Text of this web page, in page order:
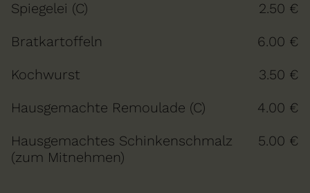
Spiegelei (C)
2.50 €
Bratkartoffeln
6.00 €
Kochwurst
3.50 €
Hausgemachte Remoulade (C)
4.00 €
Hausgemachtes Schinkenschmalz
(zum Mitnehmen)
5.00 €